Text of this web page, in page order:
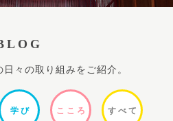
々の取り組みをご紹介。
学 び ここ ろ すべて